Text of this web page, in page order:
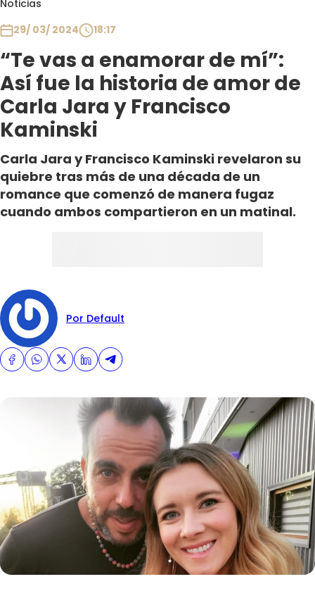
Noticias
29/ 03/ 2024
18:17
“Te vas a enamorar de mí”:
Así fue la historia de amor de
Carla Jara y Francisco
Kaminski
Carla Jara y Francisco Kaminski revelaron su
quiebre tras más de una década de un
romance que comenzó de manera fugaz
cuando ambos compartieron en un matinal.
Por Default
Club De La Comedia
Contigo en Directo
El Tiempo
Sabingo
Todos Los Programas